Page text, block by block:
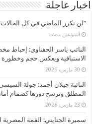
اخبار عاجلة
“لن نكرر الماضي في كل
‏أسبوعين مضت
النائب ياسر الحفناوي: إحباط
الاستباقية ويعكس حجم وخطورة
30 مارس، 2026
النائبة جيلان أحمد: جولة
المطلق وترسخ دورها كصمام
23 مارس، 2026
سميرة الجنايني: القمة